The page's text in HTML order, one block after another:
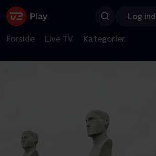
Log ind
Forside Live TV Kategorier